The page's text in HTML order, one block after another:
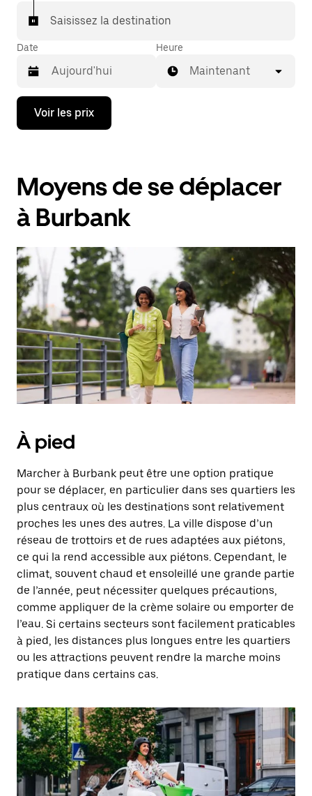
Saisissez la destination
Date
Appuyez
la
bas
pour
ouvrir
le
calendrier
sélectionner
une
date.
Appuyez
sur
la
touche
Échap
pour
fermer
le
calendrier.
Heure
Maintenant
Voir les prix
Moyens de se déplacer
à Burbank
À pied
Marcher à Burbank peut être une option pratique
pour se déplacer, en particulier dans ses quartiers les
plus centraux où les destinations sont relativement
proches les unes des autres. La ville dispose d’un
réseau de trottoirs et de rues adaptées aux piétons,
ce qui la rend accessible aux piétons. Cependant, le
climat, souvent chaud et ensoleillé une grande partie
de l’année, peut nécessiter quelques précautions,
comme appliquer de la crème solaire ou emporter de
l’eau. Si certains secteurs sont facilement praticables
à pied, les distances plus longues entre les quartiers
ou les attractions peuvent rendre la marche moins
pratique dans certains cas.